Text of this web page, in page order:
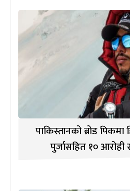
पाकिस्तानको ब्रोड पिकमा
पुर्जासहित १० आरोही